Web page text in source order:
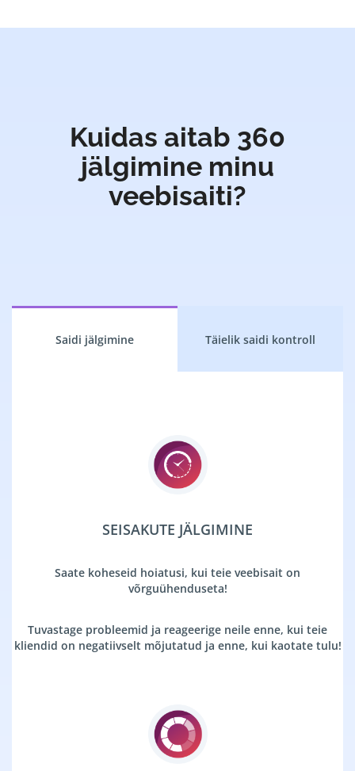
Kuidas aitab 360
jälgimine minu
veebisaiti?
Saidi jälgimine Täielik saidi kontroll
SEISAKUTE JÄLGIMINE
Saate koheseid hoiatusi, kui teie veebisait on
võrguühenduseta!
Tuvastage probleemid ja reageerige neile enne, kui teie
kliendid on negatiivselt mõjutatud ja enne, kui kaotate tulu!